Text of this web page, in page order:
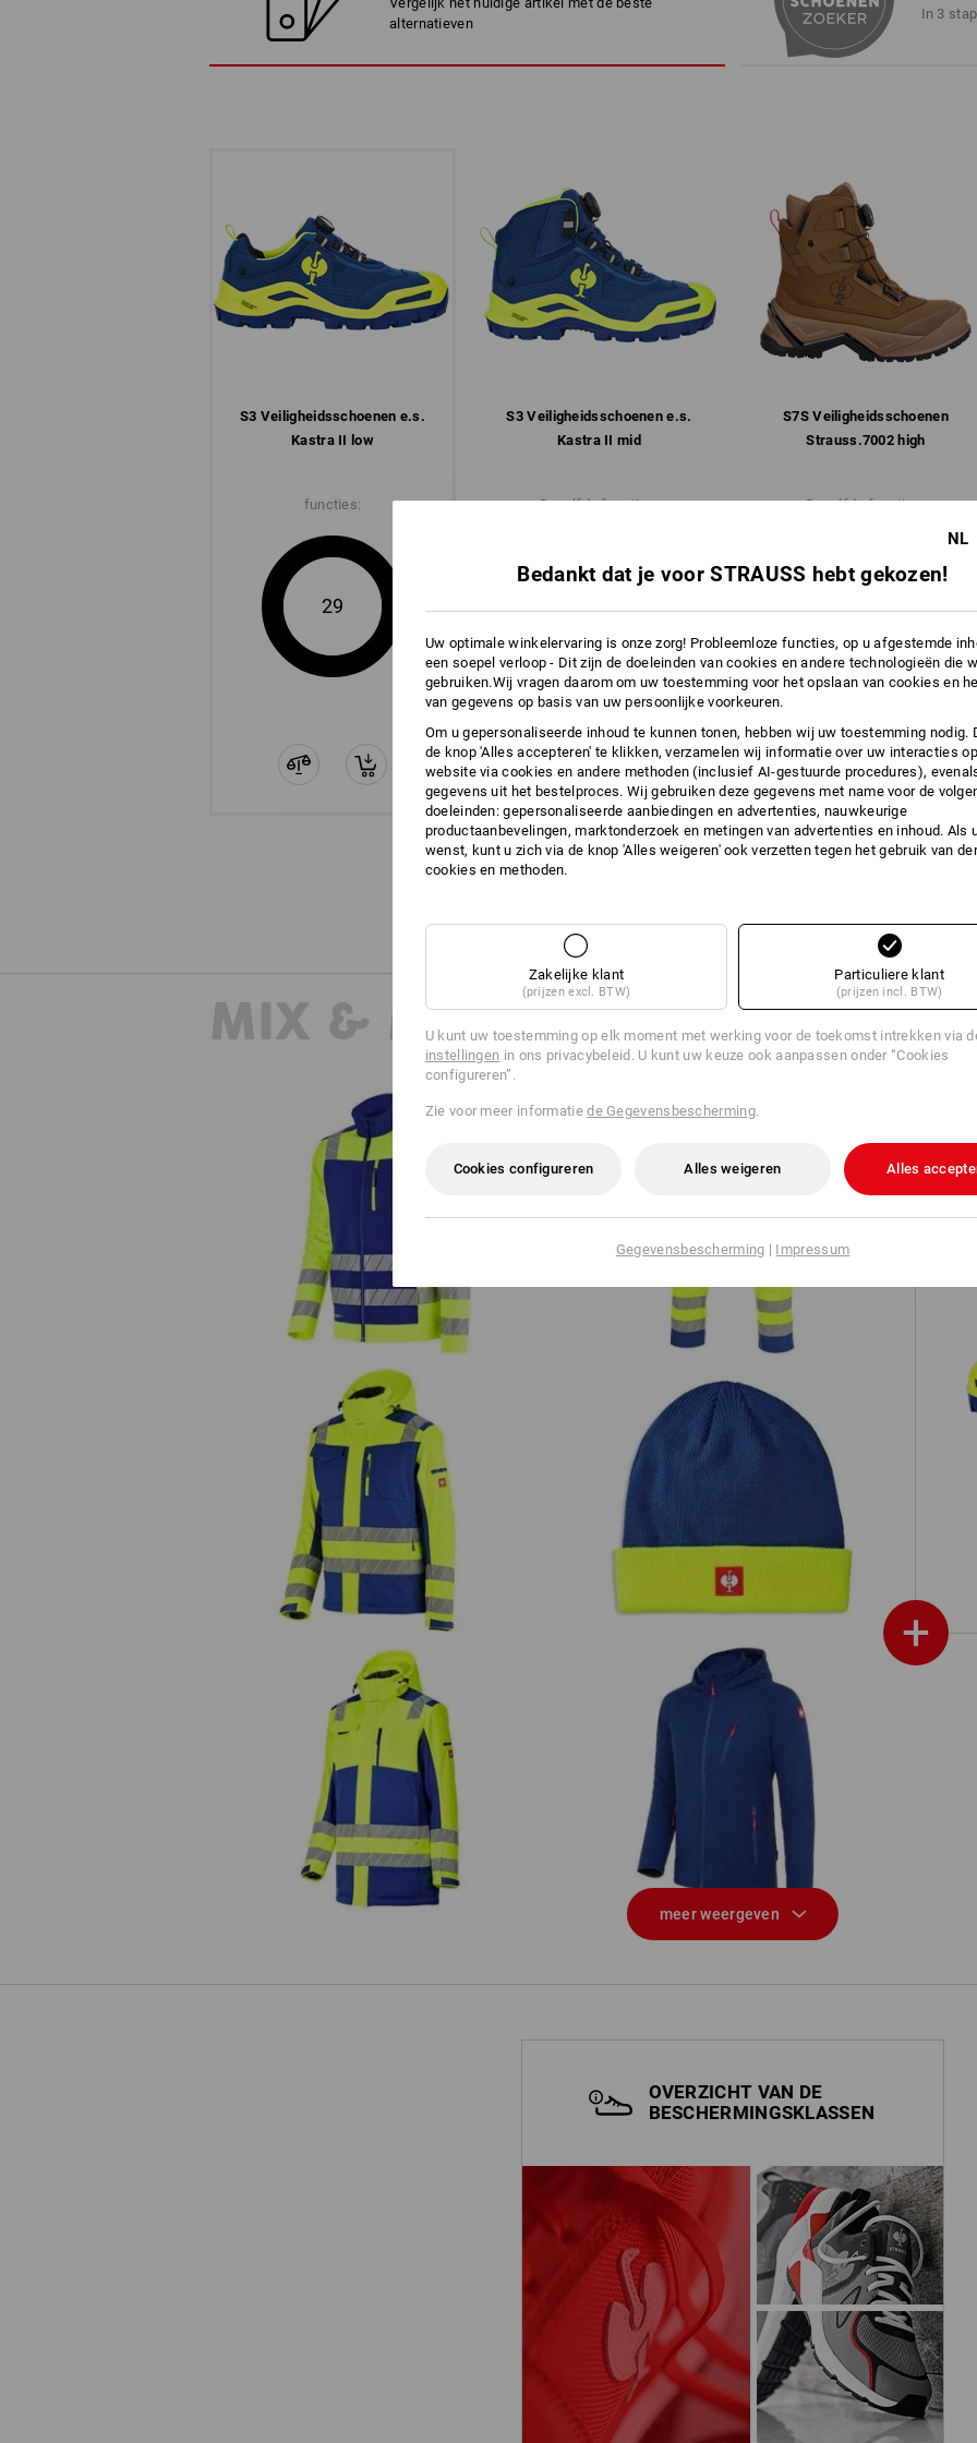
ademende mesh-voering
uitvoering vrij van leer
geen binnendringen van vuil
Gewicht: ca.
770 gram bij maat
Ademende schoenen werken alleen
houden vocht vast. Functionele
voet af naar buiten. Daar wordt het
schoen-membraan op effectieve
principe van ademende schoenen
vermogen werken.
alternatieven
In 3
S3 Veiligheids­schoenen e.s.
Kastra II low
functies:
29
S3 Veiligheids­schoenen e.s.
Kastra II mid
S7S Veiligheids­schoenen
Strauss.​7002 high
Dezelfde functies:
28
Dezelfde functies:
22
MIX & MATCH
+
Veiligheids-softshell-jack e.s.motion
Veiligheidswerkbroek e.s.motion 24/7
Veiligheids winter-softshelljack
e.s.motion 24/7
Gebreide muts e.s.motion 24/7
Veiligheids-softshellwinterparka
e.s.motion 24/7
Fleece capuchonjack e.s.motion 2020
meer weergeven
OVERZICHT VAN DE
BESCHERMINGSKLASSEN
NL
Bedankt dat je voor STRAUSS hebt gekozen!
Uw optimale winkelervaring is onze zorg! Probleemloze functies, op u afgestemde
een soepel verloop - Dit zijn de doeleinden van cookies en andere technologieën die
gebruiken.Wij vragen daarom om uw toestemming voor het opslaan van cookies en
van gegevens op basis van uw persoonlijke voorkeuren.
Om u gepersonaliseerde inhoud te kunnen tonen, hebben wij uw toestemming nodig.
de knop 'Alles accepteren' te klikken, verzamelen wij informatie over uw interacties
website via cookies en andere methoden (inclusief AI-gestuurde procedures),
gegevens uit het bestelproces. Wij gebruiken deze gegevens met name voor de
doeleinden: gepersonaliseerde aanbiedingen en advertenties, nauwkeurige
productaanbevelingen, marktonderzoek en metingen van advertenties en inhoud. Als
wenst, kunt u zich via de knop 'Alles weigeren' ook verzetten tegen het gebruik van
cookies en methoden.
Zakelijke klant
(prijzen excl. BTW)
Particuliere klant
(prijzen incl. BTW)
U kunt uw toestemming op elk moment met werking voor de toekomst intrekken via
instellingen in ons privacybeleid. U kunt uw keuze ook aanpassen onder “Cookies
configureren”.
Zie voor meer informatiede Gegevensbescherming.
Cookies configureren Alles weigeren Alles
Gegevensbescherming | Impressum